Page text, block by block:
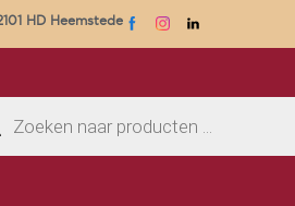
HD Heemstede